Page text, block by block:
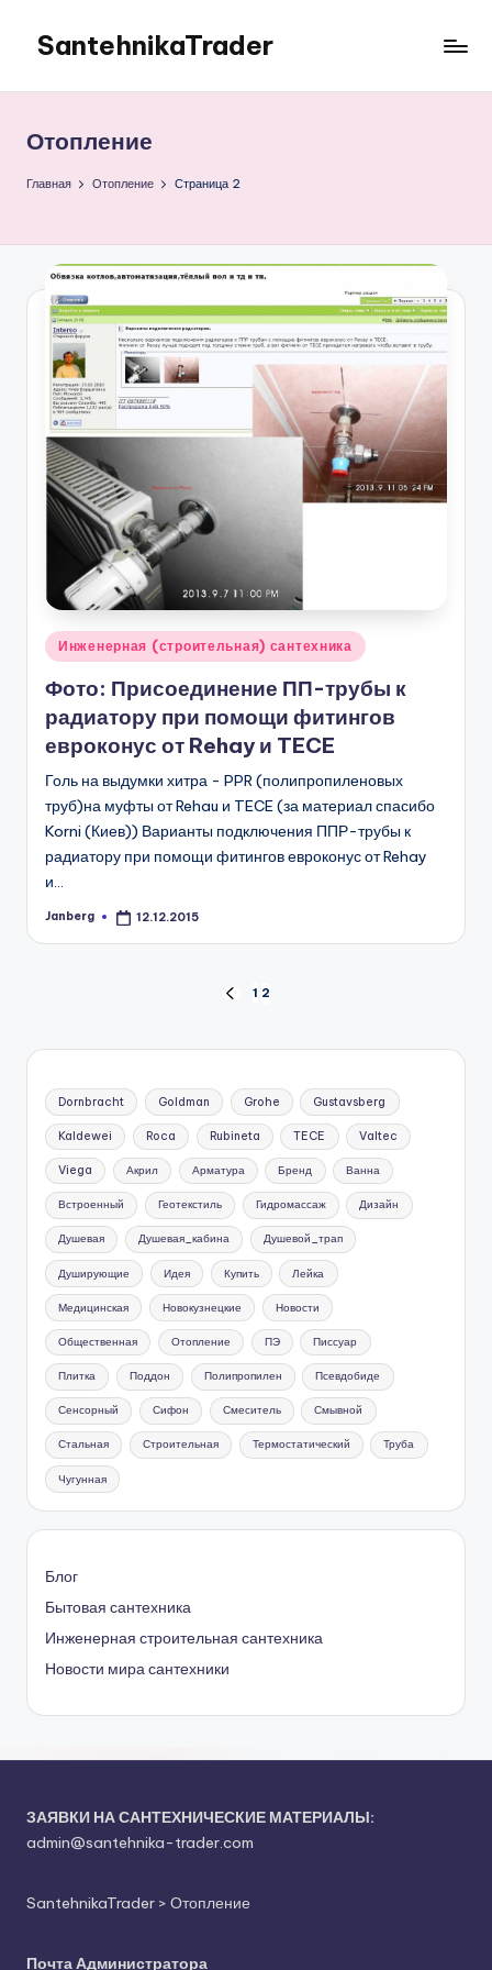
Перейти
содержимому
SantehnikaTrader
и
закупающего
сантехнику
Отопление
Главная Отопление Страница 2
Опубликовано
Инженерная (строительная) сантехника
Фото: Присоединение ПП-трубы к
радиатору при помощи фитингов
евроконус от Rehay и TECE
Голь на выдумки хитра - PPR (полипропиленовых
труб)на муфты от Rehau и TECE (за материал спасибо
Korni (Киев)) Варианты подключения ППР-трубы к
радиатору при помощи фитингов евроконус от Rehay
и…
Запись
Janberg 12.12.2015
записей
ПРЕД.
1 2
Dornbracht Goldman Grohe Gustavsberg
Kaldewei Roca Rubineta TECE Valtec
Viega Акрил Арматура Бренд Ванна
Встроенный Геотекстиль Гидромассаж Дизайн
Душевая Душевая_кабина Душевой_трап
Душирующие Идея Купить Лейка
Медицинская Новокузнецкие Новости
Общественная Отопление ПЭ Писсуар
Плитка Поддон Полипропилен Псевдобиде
Сенсорный Сифон Смеситель Смывной
Стальная Строительная Термостатический Труба
Чугунная
Блог
Бытовая сантехника
Инженерная строительная сантехника
Новости мира сантехники
ЗАЯВКИ НА САНТЕХНИЧЕСКИЕ МАТЕРИАЛЫ:
admin@santehnika-trader.com
SantehnikaTrader > Отопление
Почта Администратора